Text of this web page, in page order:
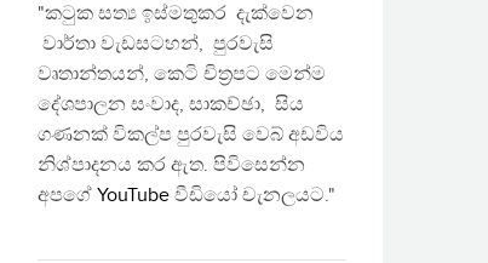
"කටුක සත්‍ය ඉස්මතුකර දැක්වෙන
වාර්තා වැඩසටහන්, පුරවැසි
වෘතාන්තයන්, කෙටි චිත්‍රපට මෙන්ම
දේශපාලන සංවාද, සාකච්ඡා, සිය
ගණනක් විකල්ප පුරවැසි වෙබ් අඩවිය
නිශ්පාදනය කර ඇත. පිවිසෙන්න
අපගේ YouTube වීඩියෝ චැනලයට."